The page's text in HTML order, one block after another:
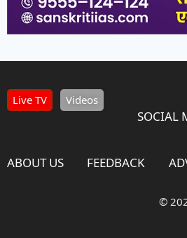
Live TV Videos
SOCIAL
ABOUT US FEEDBACK
©